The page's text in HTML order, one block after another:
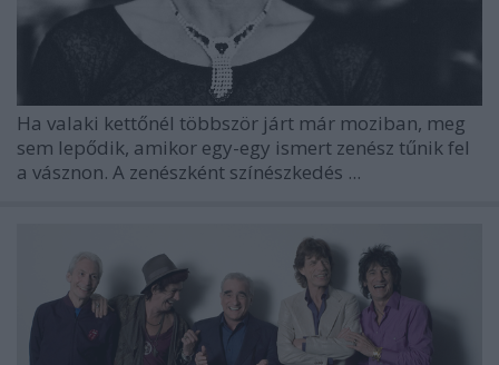
Ha valaki kettőnél többször járt már moziban, meg
sem lepődik, amikor egy-egy ismert zenész tűnik fel
a vásznon. A zenészként színészkedés ...